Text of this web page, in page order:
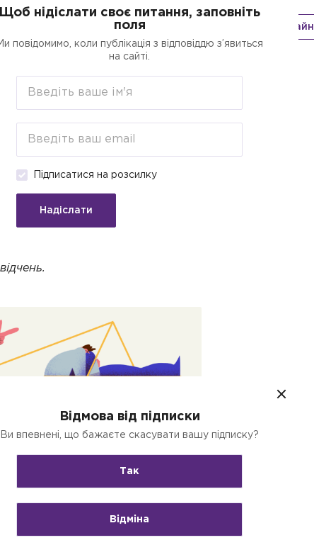
Кредити для бізнесу онлайн
права
та оплачуваний
Щоб нідіслати своє питання, заповніть
поля
повідомимо, коли публікація з відповіддю з’явиться
на сайті.
Підписатися на розсилку
Надіслати
Відмова від підписки
Ви впевнені, що бажаєте скасувати вашу підписку?
Так
Відміна